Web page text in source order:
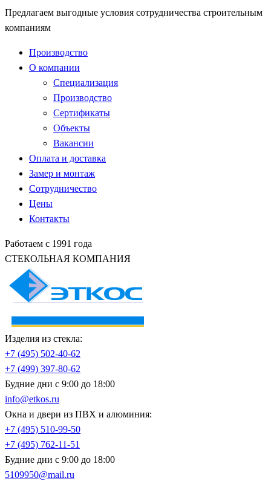
Предлагаем выгодные условия сотрудничества строительным
компаниям
Производство
О компании
Специализация
Производство
Сертификаты
Объекты
Вакансии
Оплата и доставка
Замер и монтаж
Сотрудничество
Цены
Контакты
Работаем с 1991 года
СТЕКОЛЬНАЯ КОМПАНИЯ
Изделия из стекла:
+7 (495) 502-40-62
+7 (499) 397-80-62
Будние дни с 9:00 до 18:00
info@etkos.ru
Окна и двери из ПВХ и алюминия:
+7 (495) 510-99-50
+7 (495) 762-11-51
Будние дни с 9:00 до 18:00
5109950@mail.ru